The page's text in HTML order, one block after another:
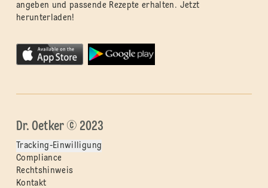
angeben und passende Rezepte erhalten. Jetzt
herunterladen!
Dr. Oetker © 2023
Tracking-Einwilligung
Compliance
Rechtshinweis
Kontakt